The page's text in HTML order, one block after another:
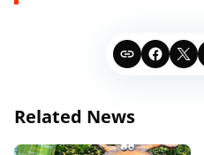
Related News